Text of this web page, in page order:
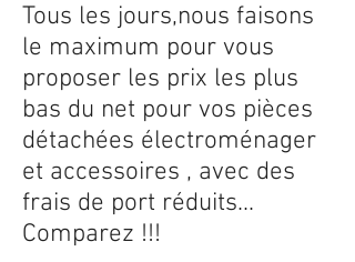
Tous les jours,nous faisons
le maximum pour vous
proposer les prix les plus
bas du net pour vos pièces
détachées électroménager
et accessoires , avec des
frais de port réduits...
Comparez !!!